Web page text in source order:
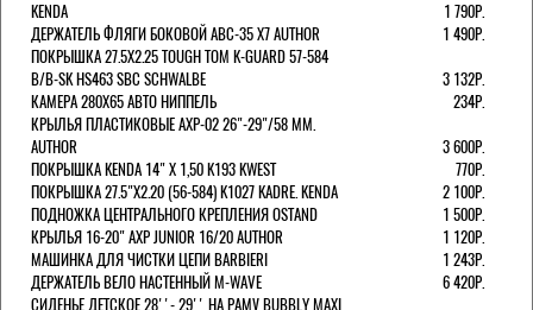
KENDA
1 790Р.
ДЕРЖАТЕЛЬ ФЛЯГИ БОКОВОЙ ABC-35 X7 AUTHOR
1 490Р.
ПОКРЫШКА 27.5X2.25 TOUGH TOM K-GUARD 57-584
B/B-SK HS463 SBC SCHWALBE
3 132Р.
КАМЕРА 280Х65 АВТО НИППЕЛЬ
234Р.
КРЫЛЬЯ ПЛАСТИКОВЫЕ AXP-02 26"-29"/58 ММ.
AUTHOR
3 600Р.
ПОКРЫШКА KENDA 14" Х 1,50 K193 KWEST
770Р.
ПОКРЫШКА 27.5"Х2.20 (56-584) K1027 KADRE. KENDA
2 100Р.
ПОДНОЖКА ЦЕНТРАЛЬНОГО КРЕПЛЕНИЯ OSTAND
1 500Р.
КРЫЛЬЯ 16-20" AXP JUNIOR 16/20 AUTHOR
1 120Р.
МАШИНКА ДЛЯ ЧИСТКИ ЦЕПИ BARBIERI
1 243Р.
ДЕРЖАТЕЛЬ ВЕЛО НАСТЕННЫЙ M-WAVE
6 420Р.
СИДЕНЬЕ ДЕТСКОЕ 28''- 29'' НА РАМУ BUBBLY MAXI